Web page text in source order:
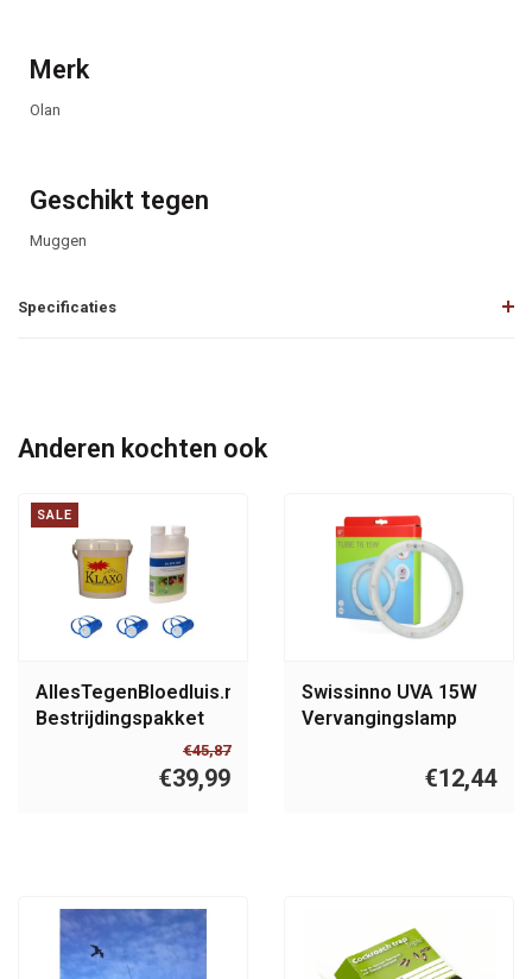
Merk
Olan
Geschikt tegen
Muggen
Specificaties
Anderen kochten ook
SALE
AllesTegenBloedluis.nl
Bestrijdingspakket
kippenhokken
€45,87
€39,99
Swissinno UVA 15W
Vervangingslamp
€12,44